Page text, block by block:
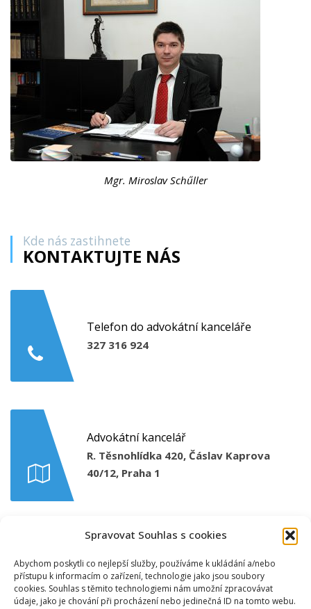
Spravovat Souhlas s cookies
Abychom poskytli co nejlepší služby, používáme k ukládání a/nebo
přístupu k informacím o zařízení, technologie jako jsou soubory
cookies. Souhlas s těmito technologiemi nám umožní zpracovávat
údaje, jako je chování při procházení nebo jedinečná ID na tomto webu.
Mgr. Miroslav Schűller
Kde nás zastihnete
KONTAKTUJTE NÁS
Telefon do advokátní kanceláře
327 316 924
Advokátní kancelář
R. Těsnohlídka 420, Čáslav Kaprova
40/12, Praha 1
Napište nám email
akschuller@seznam.cz